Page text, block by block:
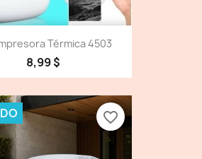
Térmica 4503
8,99 $
favorite_border